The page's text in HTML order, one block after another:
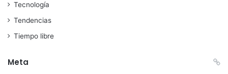
Tecnología
Tendencias
Tiempo libre
Meta